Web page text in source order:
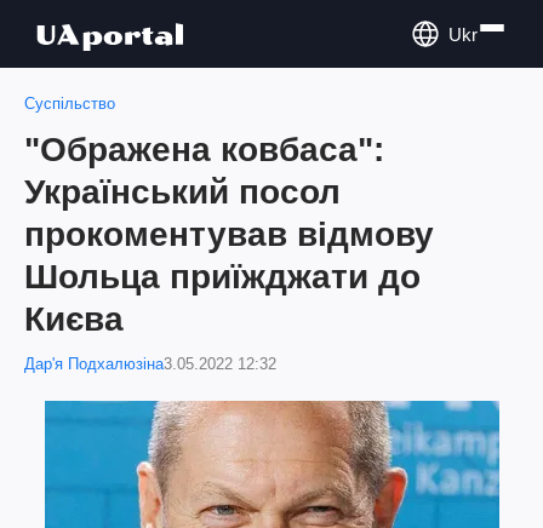
Ukr
Суспільство
"Ображена ковбаса":
Український посол
прокоментував відмову
Шольца приїжджати до
Києва
Дар'я Подхалюзіна3.05.2022 12:32